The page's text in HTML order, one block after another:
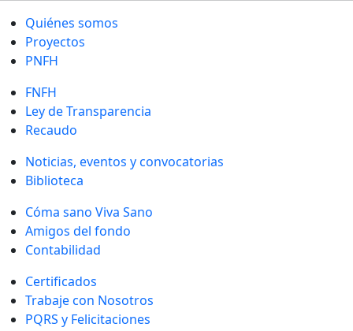
Quiénes somos
Proyectos
PNFH
FNFH
Ley de Transparencia
Recaudo
Noticias, eventos y convocatorias
Biblioteca
Cóma sano Viva Sano
Amigos del fondo
Contabilidad
Certificados
Trabaje con Nosotros
PQRS y Felicitaciones